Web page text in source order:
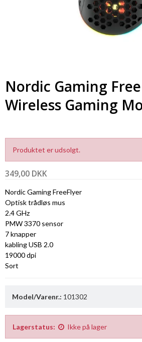
Nordic Gaming
Wireless Gaming
Produktet er udsolgt.
349,00 DKK
Nordic Gaming FreeFlyer
Optisk trådløs mus
2.4 GHz
PMW 3370 sensor
7 knapper
kabling USB 2.0
19000 dpi
Sort
Model/Varenr.: 101302
Lagerstatus: Ikke på lager